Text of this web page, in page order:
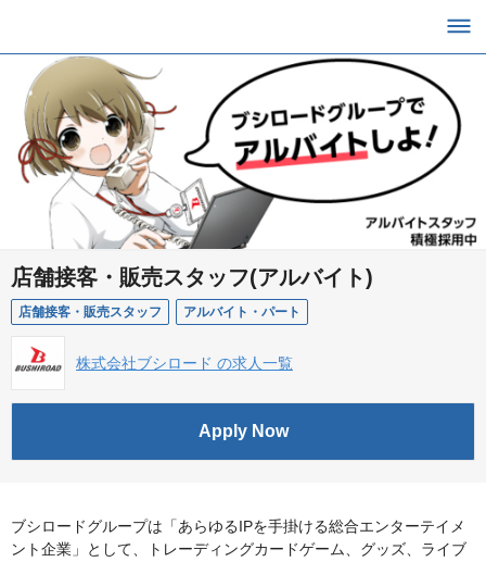
店舗接客・販売スタッフ(アルバイト)
店舗接客・販売スタッフ アルバイト・パート
株式会社ブシロード の求人一覧
Apply Now
ブシロードグループは「あらゆるIPを手掛ける総合エンターテイメ
ント企業」として、トレーディングカードゲーム、グッズ、ライブ